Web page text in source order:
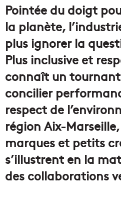
Pointée du doigt
la planète,
plus ignorer la
Plus inclusive et
connaît un
concilier
respect de
région Aix-
marques et petits
s’illustrent en la
des collaborations